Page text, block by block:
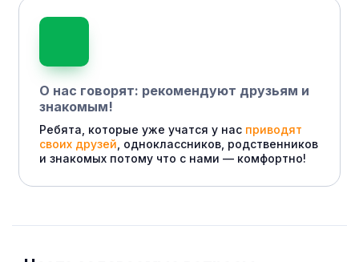
О нас говорят: рекомендуют друзьям и
знакомым!
Ребята, которые уже учатся у нас приводят
своих друзей , одноклассников, родственников
и знакомых потому что с нами — комфортно!